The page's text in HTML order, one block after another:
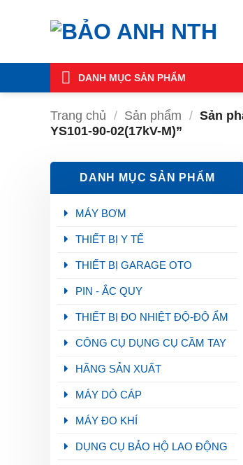
dung
DANH MỤC SẢN PHẨM
Trang chủ / Sản phẩm / Sản
YS101-90-02(17kV-M)”
DANH MỤC SẢN PHẨM
MÁY BƠM
THIẾT BỊ Y TẾ
THIẾT BỊ GARAGE OTO
PIN - ẮC QUY
THIẾT BỊ ĐO NHIỆT ĐỘ-ĐỘ ẨM
CÔNG CỤ DỤNG CỤ CẦM TAY
HÃNG SẢN XUẤT
MÁY DÒ CÁP
MÁY ĐO KHÍ
DỤNG CỤ BẢO HỘ LAO ĐỘNG